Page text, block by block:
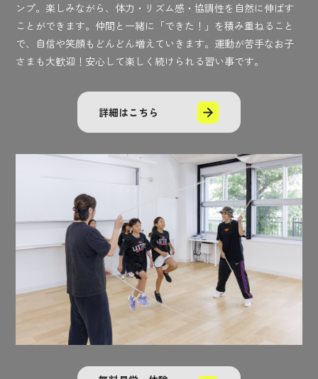
ンプ。楽しみながら、体力・リズム感・協調性を自然に伸ばす
ことができます。仲間と一緒に「できた！」を積み重ねること
で、自信や笑顔もどんどん増えていきます。運動が苦手なお子
さまも大歓迎！安心して楽しく続けられる習い事です。
詳細はこちら